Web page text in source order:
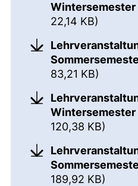
22,14 KB)
83,21 KB)
Wintersemester
120,38 KB)
189,92 KB)